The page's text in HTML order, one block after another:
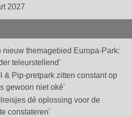
2027
nieuw themagebied Europa-Park:
teleurstellend'
& Pip-pretpark zitten constant op
gewoon niet oké'
dé oplossing voor de
constateren'